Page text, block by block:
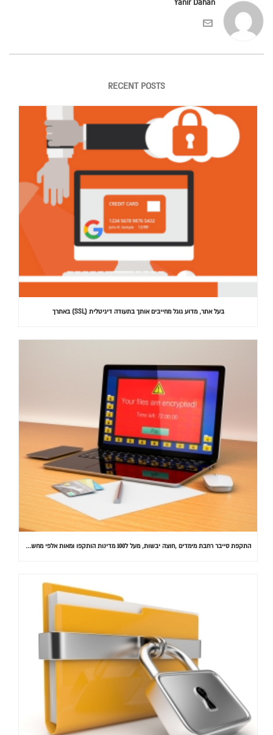
Yanir Dahan
RECENT POSTS
בעל אתר, מדוע גוגל מחייבים אותך בתעודה דיגיטלית (SSL) באתרך
התקפת סייבר רחבת מימדים ,חוצה יבשות, מעל ל100 מדינות הותקפו ומאות אלפי מחשבים נדבקו